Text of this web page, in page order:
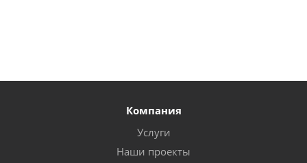
Компания
Услуги
Наши проекты